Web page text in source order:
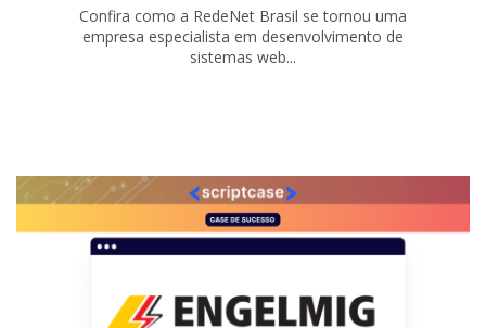
Confira como a RedeNet Brasil se tornou uma
empresa especialista em desenvolvimento de
sistemas web...